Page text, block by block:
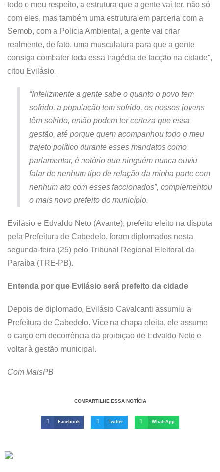
todo o meu respeito, a estrutura que a gente vai ter, não só
com eles, mas também uma estrutura em parceria com a
Semob, com a Polícia Ambiental, a gente vai criar
realmente, de fato, uma musculatura para que a gente
consiga combater toda essa tragédia de facção na cidade”,
citou Evilásio.
“Infelizmente a gente sabe o quanto o povo tem
sofrido, a população tem sofrido, os nossos jovens
têm sofrido, então podem ter certeza que essa
gestão, até porque quem acompanhou todo o meu
trajeto político durante esses mandatos como
parlamentar, é notório que ninguém nunca ouviu
falar de nenhum tipo de relação da minha parte com
nenhum ato com esses faccionados”, complementou
o mais novo prefeito do município.
Evilásio e Edvaldo Neto (Avante), prefeito eleito na disputa
pela Prefeitura de Cabedelo, foram diplomados nesta
segunda-feira (25) pelo Tribunal Regional Eleitoral da
Paraíba (TRE-PB).
Entenda por que Evilásio será prefeito da cidade
Depois de diplomado, Evilásio Cavalcanti assumiu a
Prefeitura de Cabedelo. Vice na chapa eleita, ele assume
o cargo em decorrência da proibição de Edvaldo Neto e
voltar à gestão municipal.
Com MaisPB
COMPARTILHE ESSA NOTÍCIA
Facebook Twitter WhatsApp